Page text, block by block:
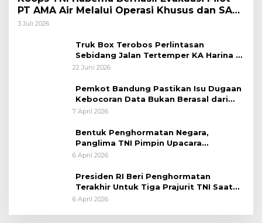
PT AMA Air Melalui Operasi Khusus dan SAR
Taktis
3 Juli 2026
Truk Box Terobos Perlintasan
Sebidang Jalan Tertemper KA Harina di
Jalan Stasiun Poncol-Jrakah Semarang
22 Juni 2026
Pemkot Bandung Pastikan Isu Dugaan
Kebocoran Data Bukan Berasal dari
Server Disdukcapil
7 April 2026
Bentuk Penghormatan Negara,
Panglima TNI Pimpin Upacara
Pemakaman Militer
6 April 2026
Presiden RI Beri Penghormatan
Terakhir Untuk Tiga Prajurit TNI Saat
Persemayaman di Bandara Soekarno-
6 April 2026